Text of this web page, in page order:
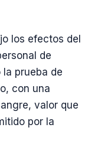
los efectos del
de
prueba de
con una
valor que
por la